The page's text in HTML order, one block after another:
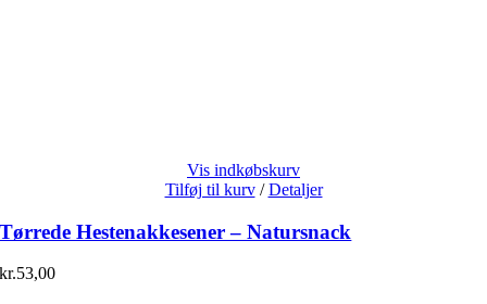
Vis indkøbskurv
Tilføj til kurv / Detaljer
Tørrede Hestenakkesener – Natursnack
kr.53,00